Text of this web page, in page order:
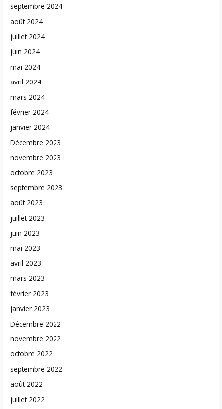
septembre 2024
août 2024
juillet 2024
juin 2024
mai 2024
avril 2024
mars 2024
février 2024
janvier 2024
Décembre 2023
novembre 2023
octobre 2023
septembre 2023
août 2023
juillet 2023
juin 2023
mai 2023
avril 2023
mars 2023
février 2023
janvier 2023
Décembre 2022
novembre 2022
octobre 2022
septembre 2022
août 2022
juillet 2022